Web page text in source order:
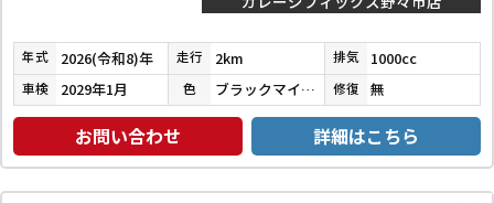
年式 2026(令和8)年 走行 2km 排気 1000cc
車検 2029年1月 色 ブラックマイカメタリック 修復 無
お問い合わせ 詳細はこちら